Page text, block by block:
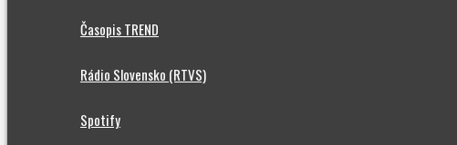
Časopis TREND
Rádio Slovensko (RTVS)
Spotify